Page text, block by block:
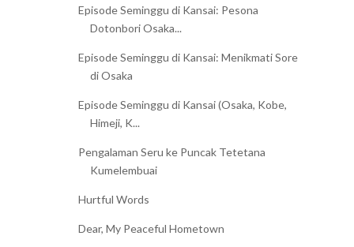
Episode Seminggu di Kansai: Pesona
Dotonbori Osaka...
Episode Seminggu di Kansai: Menikmati Sore
di Osaka
Episode Seminggu di Kansai (Osaka, Kobe,
Himeji, K...
Pengalaman Seru ke Puncak Tetetana
Kumelembuai
Hurtful Words
Dear, My Peaceful Hometown